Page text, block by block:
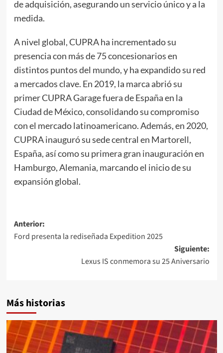
de adquisición, asegurando un servicio único y a la
medida.
A nivel global, CUPRA ha incrementado su
presencia con más de 75 concesionarios en
distintos puntos del mundo, y ha expandido su red
a mercados clave. En 2019, la marca abrió su
primer CUPRA Garage fuera de España en la
Ciudad de México, consolidando su compromiso
con el mercado latinoamericano. Además, en 2020,
CUPRA inauguró su sede central en Martorell,
España, así como su primera gran inauguración en
Hamburgo, Alemania, marcando el inicio de su
expansión global.
Navegación
de
Anterior:
Ford presenta la rediseñada Expedition 2025
Siguiente:
Lexus IS conmemora su 25 Aniversario
Más historias